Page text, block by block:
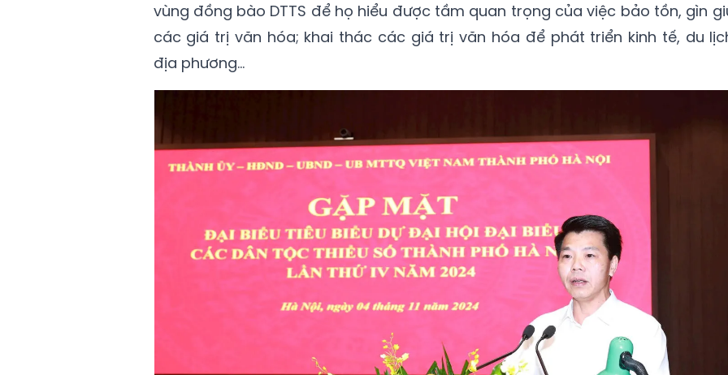
vùng đồng bào DTTS để họ hiểu được tầm quan trọng của việc bảo tồn, gìn
các giá trị văn hóa; khai thác các giá trị văn hóa để phát triển kinh tế, du
địa phương...